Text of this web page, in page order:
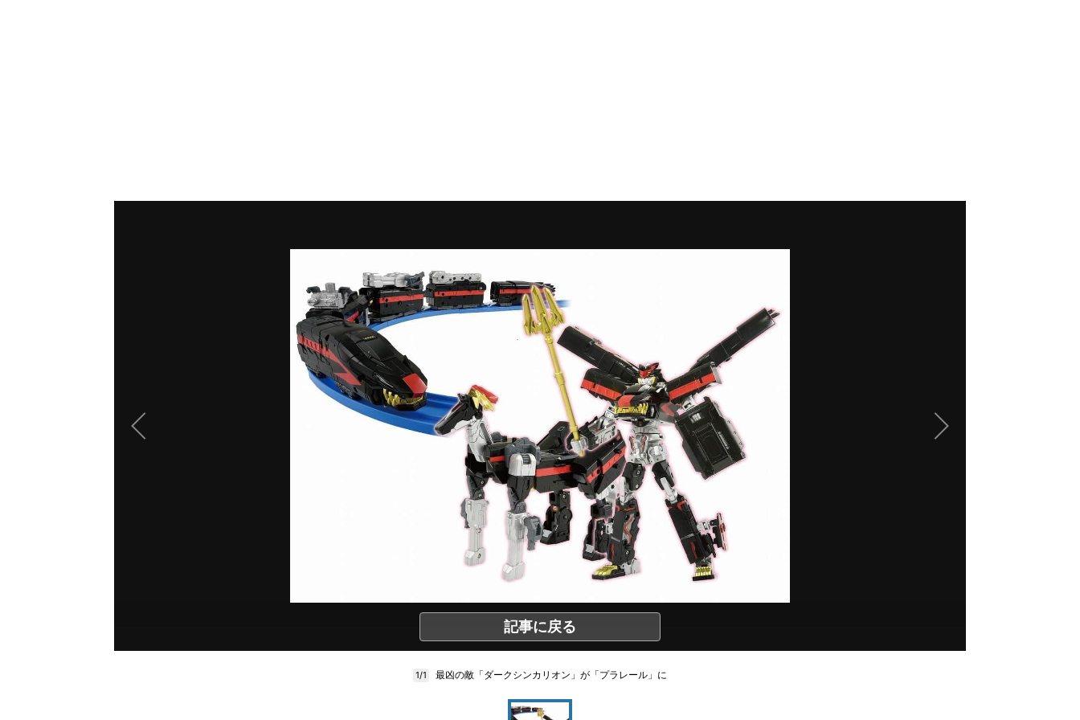
記事に戻る
1/1 最凶の敵「ダークシンカリオン」が「プラレール」に